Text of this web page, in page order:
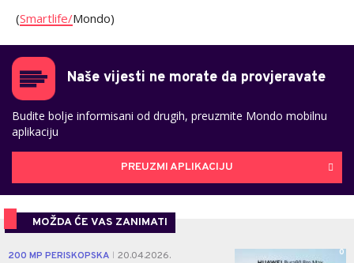
(Smartlife/Mondo)
Naše vijesti ne morate da provjeravate
Budite bolje informisani od drugih, preuzmite Mondo mobilnu
aplikaciju
PREUZMI APLIKACIJU
MOŽDA ĆE VAS ZANIMATI
200 MP PERISKOPSKA 20.04.2026. 0